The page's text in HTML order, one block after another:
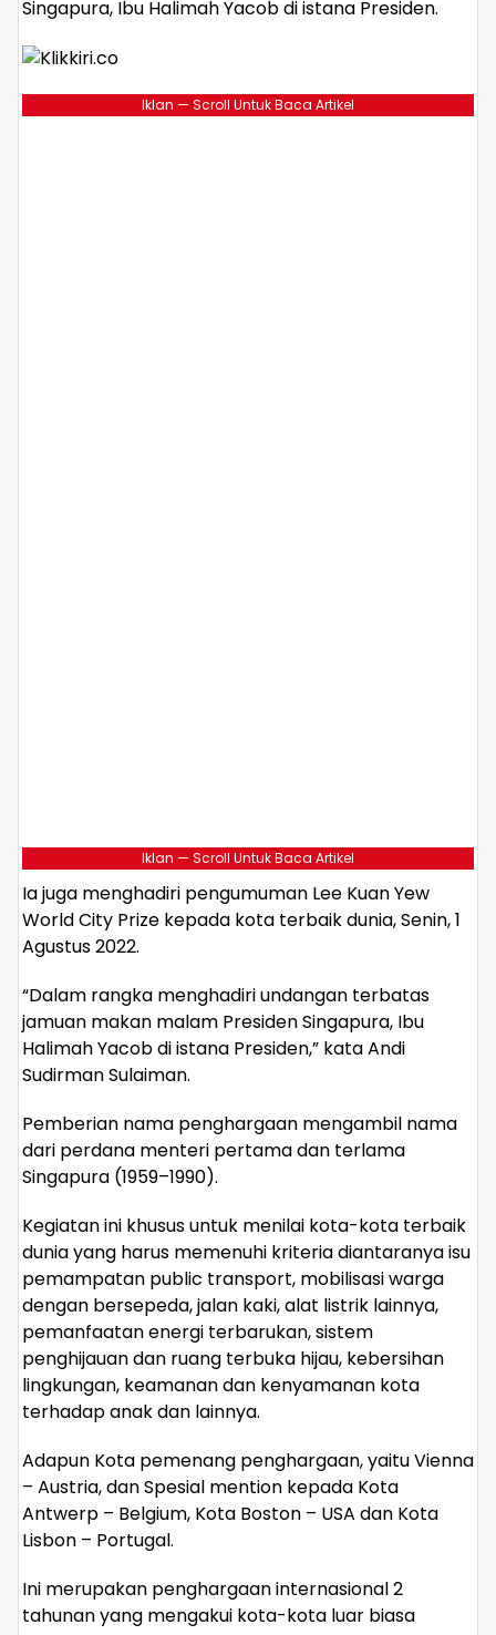
Singapura, Ibu Halimah Yacob di istana Presiden.
Iklan — Scroll Untuk Baca Artikel
Iklan — Scroll Untuk Baca Artikel
Ia juga menghadiri pengumuman Lee Kuan Yew
World City Prize kepada kota terbaik dunia, Senin, 1
Agustus 2022.
“Dalam rangka menghadiri undangan terbatas
jamuan makan malam Presiden Singapura, Ibu
Halimah Yacob di istana Presiden,” kata Andi
Sudirman Sulaiman.
Pemberian nama penghargaan mengambil nama
dari perdana menteri pertama dan terlama
Singapura (1959–1990).
Kegiatan ini khusus untuk menilai kota-kota terbaik
dunia yang harus memenuhi kriteria diantaranya isu
pemampatan public transport, mobilisasi warga
dengan bersepeda, jalan kaki, alat listrik lainnya,
pemanfaatan energi terbarukan, sistem
penghijauan dan ruang terbuka hijau, kebersihan
lingkungan, keamanan dan kenyamanan kota
terhadap anak dan lainnya.
Adapun Kota pemenang penghargaan, yaitu Vienna
– Austria, dan Spesial mention kepada Kota
Antwerp – Belgium, Kota Boston – USA dan Kota
Lisbon – Portugal.
Ini merupakan penghargaan internasional 2
tahunan yang mengakui kota-kota luar biasa